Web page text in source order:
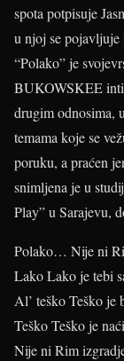
spota potpisuje
u njoj se
“Polako” je
BUKOWSKEE
drugim odnosima,
temama koje se
poruku, a praćen
snimljena je u
Play” u Sarajevu,
Polako… Nije ni
Lako Lako je tebi
Al’ teško Teško je
Teško Teško je
Nije ni Rim